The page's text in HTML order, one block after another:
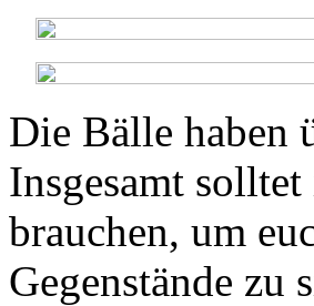
Die Bälle haben
Insgesamt
brauchen, um
Gegenstände zu